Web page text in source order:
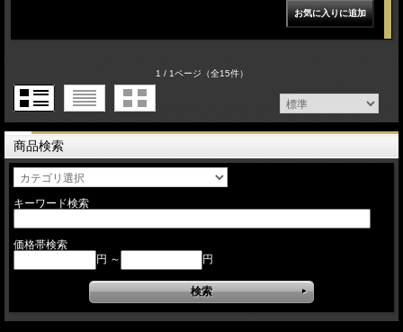
1 / 1ページ（全15件）
商品検索
キーワード検索
価格帯検索
円 ～
円